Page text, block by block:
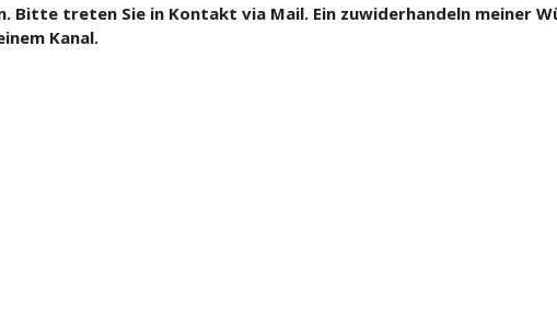
Bitte treten Sie in Kontakt via Mail. Ein zuwiderhandeln meiner
Kanal.